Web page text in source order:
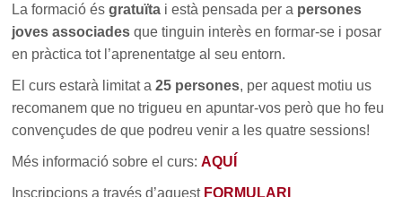
La formació és gratuïta i està pensada per a persones
joves associades que tinguin interès en formar-se i posar
en pràctica tot l’aprenentatge al seu entorn.
El curs estarà limitat a25 persones, per aquest motiu us
recomanem que no trigueu en apuntar-vos però que ho feu
convençudes de que podreu venir a les quatre sessions!
Més informació sobre el curs:AQUÍ
Inscripcions a través d’aquest FORMULARI